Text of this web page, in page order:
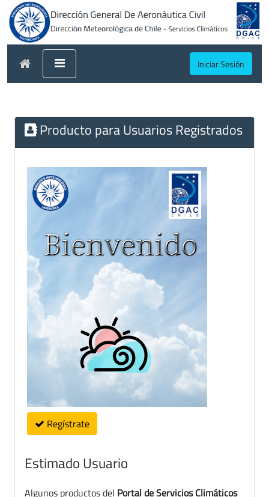
Iniciar Sesión
Producto para Usuarios Registrados
Regístrate
Estimado Usuario
Algunos productos del Portal de Servicios Climáticos